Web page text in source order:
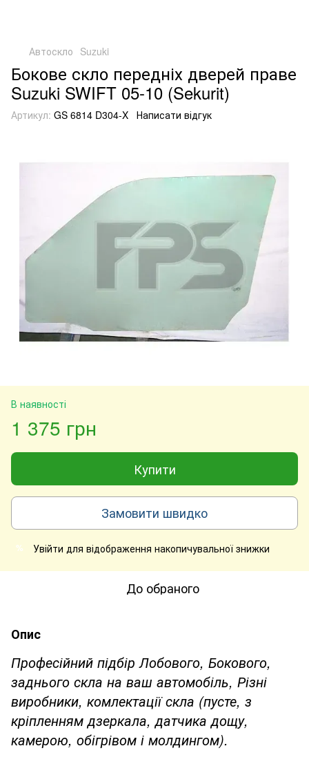
Автоскло Suzuki
Бокове скло передніх дверей праве
Suzuki SWIFT 05-10 (Sekurit)
Артикул: GS 6814 D304-X Написати відгук
В наявності
1 375 грн
Купити
Замовити швидко
% Увійти для відображення накопичувальної знижки
До обраного
Опис
Професійний підбір Лобового, Бокового,
заднього скла на ваш автомобіль, Різні
виробники, комлектації скла (пусте, з
кріпленням дзеркала, датчика дощу,
камерою, обігрівом і молдингом).